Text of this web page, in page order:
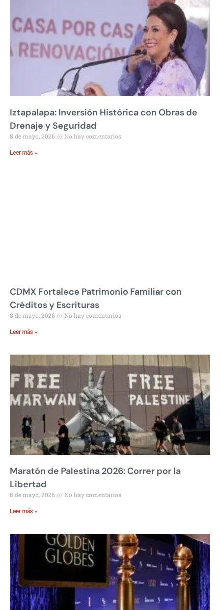
Iztapalapa: Inversión Histórica con Obras de
Drenaje y Seguridad
8 de mayo, 2026 No hay comentarios
Leer más »
CDMX Fortalece Patrimonio Familiar con
Créditos y Escrituras
8 de mayo, 2026 No hay comentarios
Leer más »
Maratón de Palestina 2026: Correr por la
Libertad
8 de mayo, 2026 No hay comentarios
Leer más »